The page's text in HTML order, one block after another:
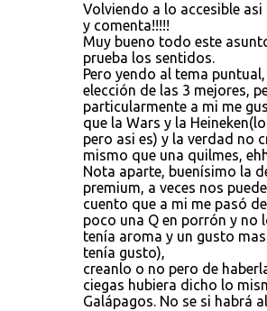
Volviendo a lo accesible asi
y comenta!!!!!
Muy bueno todo este
prueba los sentidos.
Pero yendo al tema
elección de las 3 mejores,
particularmente a mi me
que la Wars y la
pero asi es) y la verdad no
mismo que una quilmes,
Nota aparte, buenísimo la
premium, a veces nos
cuento que a mi me pasó
poco una Q en porrón y no
tenía aroma y un gusto
tenía gusto),
creanlo o no pero de
ciegas hubiera dicho lo
Galápagos. No se si habrá